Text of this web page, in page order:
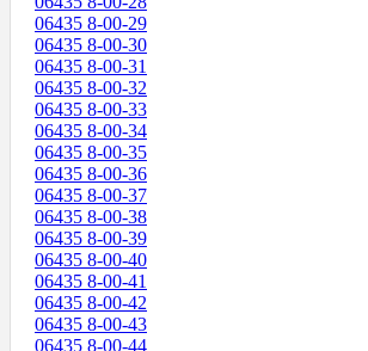
06435 8-00-29
06435 8-00-30
06435 8-00-31
06435 8-00-32
06435 8-00-33
06435 8-00-34
06435 8-00-35
06435 8-00-36
06435 8-00-37
06435 8-00-38
06435 8-00-39
06435 8-00-40
06435 8-00-41
06435 8-00-42
06435 8-00-43
06435 8-00-44